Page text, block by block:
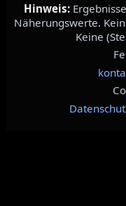
Hinweis:
Näherungswerte.
Keine